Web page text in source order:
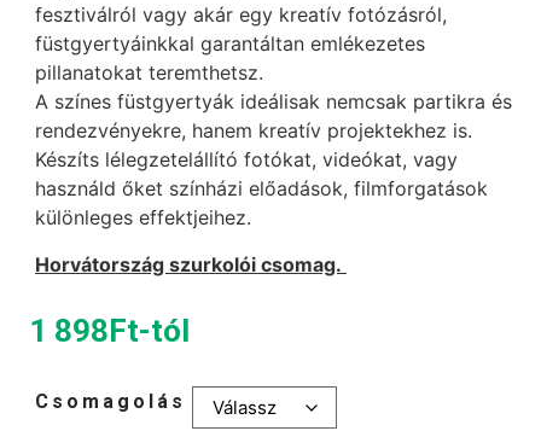
fesztiválról vagy akár egy kreatív fotózásról,
füstgyertyáinkkal garantáltan emlékezetes
pillanatokat teremthetsz.
A színes füstgyertyák ideálisak nemcsak partikra és
rendezvényekre, hanem kreatív projektekhez is.
Készíts lélegzetelállító fotókat, videókat, vagy
használd őket színházi előadások, filmforgatások
különleges effektjeihez.
Horvátország szurkolói csomag.
1 898Ft-tól
Csomagolás